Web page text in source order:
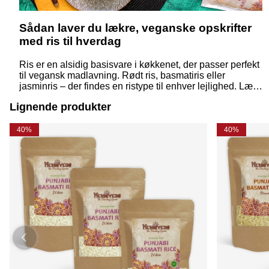
Sådan laver du lækre, veganske opskrifter
med ris til hverdag
Ris er en alsidig basisvare i køkkenet, der passer perfekt
til vegansk madlavning. Rødt ris, basmatiris eller
jasminris – der findes en ristype til enhver lejlighed. Læs
forskellige ristyper i dine veganske opskrifter!
Lignende produkter
40% 40%